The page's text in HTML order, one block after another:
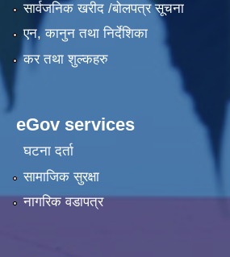
सार्वजनिक खरीद /बोलपत्र सूचना
एन, कानुन तथा निर्देशिका
कर तथा शुल्कहरु
eGov services
घटना दर्ता
सामाजिक सुरक्षा
नागरिक वडापत्र